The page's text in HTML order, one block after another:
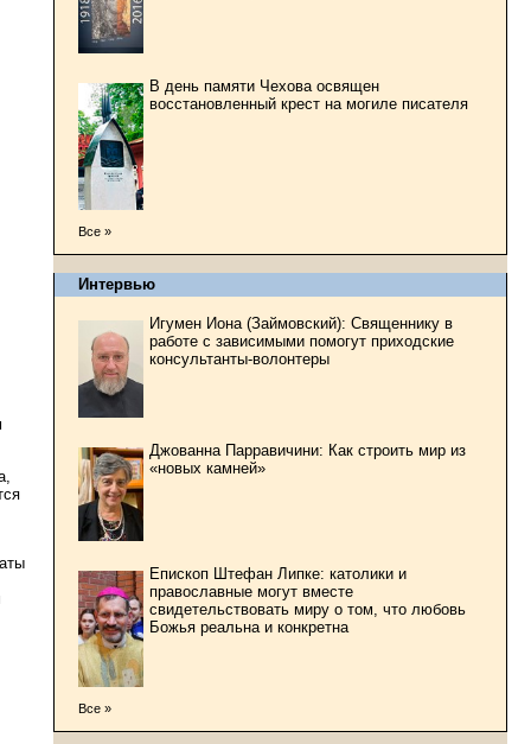
В день памяти Чехова освящен
восстановленный крест на могиле писателя
Все »
Интервью
Игумен Иона (Займовский): Священнику в
работе с зависимыми помогут приходские
консультанты-волонтеры
Джованна Парравичини: Как строить мир из
«новых камней»
Епископ Штефан Липке: католики и
православные могут вместе
свидетельствовать миру о том, что любовь
Божья реальна и конкретна
Все »